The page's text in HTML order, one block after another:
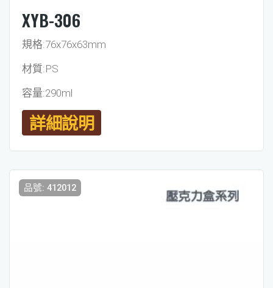
XYB-306
規格:76x76x63mm
材質:PS
容量:290ml
詳細說明
品號: 412012